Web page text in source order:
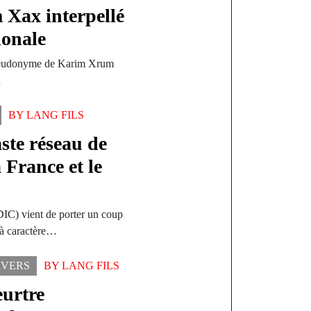
Xax interpellé
de Karim Xrum
BYLANG FILS
réseau de
et le
vient de porter un coup
caractère…
BYLANG FILS